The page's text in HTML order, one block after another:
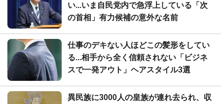
い...いま自民党内で急浮上している「次
の首相」有力候補の意外な名前
仕事のデキない人ほどこの髪形をしてい
る...相手から全く信頼されない「ビジネ
スで一発アウト」ヘアスタイル3選
異民族に3000人の皇族が連れ去られ、収